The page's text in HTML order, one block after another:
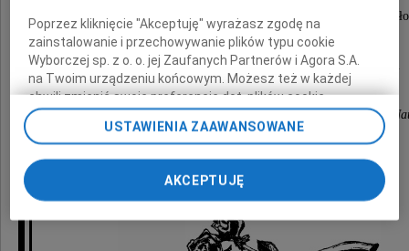
życzliwego, ciepłego, o wielkiej kulturze osobistej
Kasiu, zostaniesz na zawsze w naszej pamięci
Koleżanki z Zakładu Wczesnej Edukacji i Kształcenia
Wydziału Pedagogicznego UW
Poprzez kliknięcie "Akceptuję" wyrażasz zgodę na
zainstalowanie i przechowywanie plików typu cookie
Wyborczej sp. z o. o. jej Zaufanych Partnerów i Agora S.A.
na Twoim urządzeniu końcowym. Możesz też w każdej
chwili zmienić swoje preferencje dot. plików cookie,
ponownie wywołując narzędzie do zarządzania Twoimi
preferencjami dot. przetwarzania danych poprzez
przechodząc do sekcji „Ustawienia zaawansowane”.
Zmiana ustawień plików cookie możliwa jest także za
pomocą ustawień przeglądarki.
My, nasi Zaufani Partnerzy i Agora S.A. możemy
USTAWIENIA ZAAWANSOWANE
AKCEPTUJĘ